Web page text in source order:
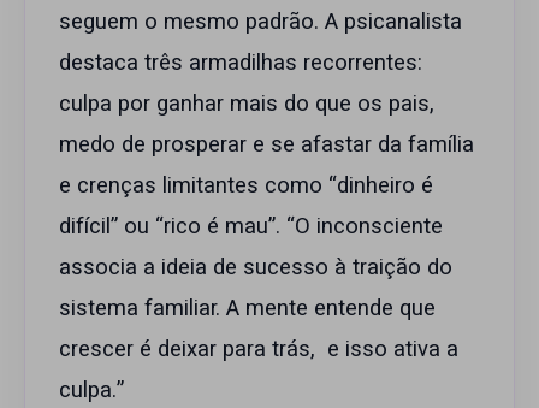
seguem o mesmo padrão. A psicanalista
destaca três armadilhas recorrentes:
culpa por ganhar mais do que os pais,
medo de prosperar e se afastar da família
e crenças limitantes como “dinheiro é
difícil” ou “rico é mau”. “O inconsciente
associa a ideia de sucesso à traição do
sistema familiar. A mente entende que
crescer é deixar para trás, e isso ativa a
culpa.”